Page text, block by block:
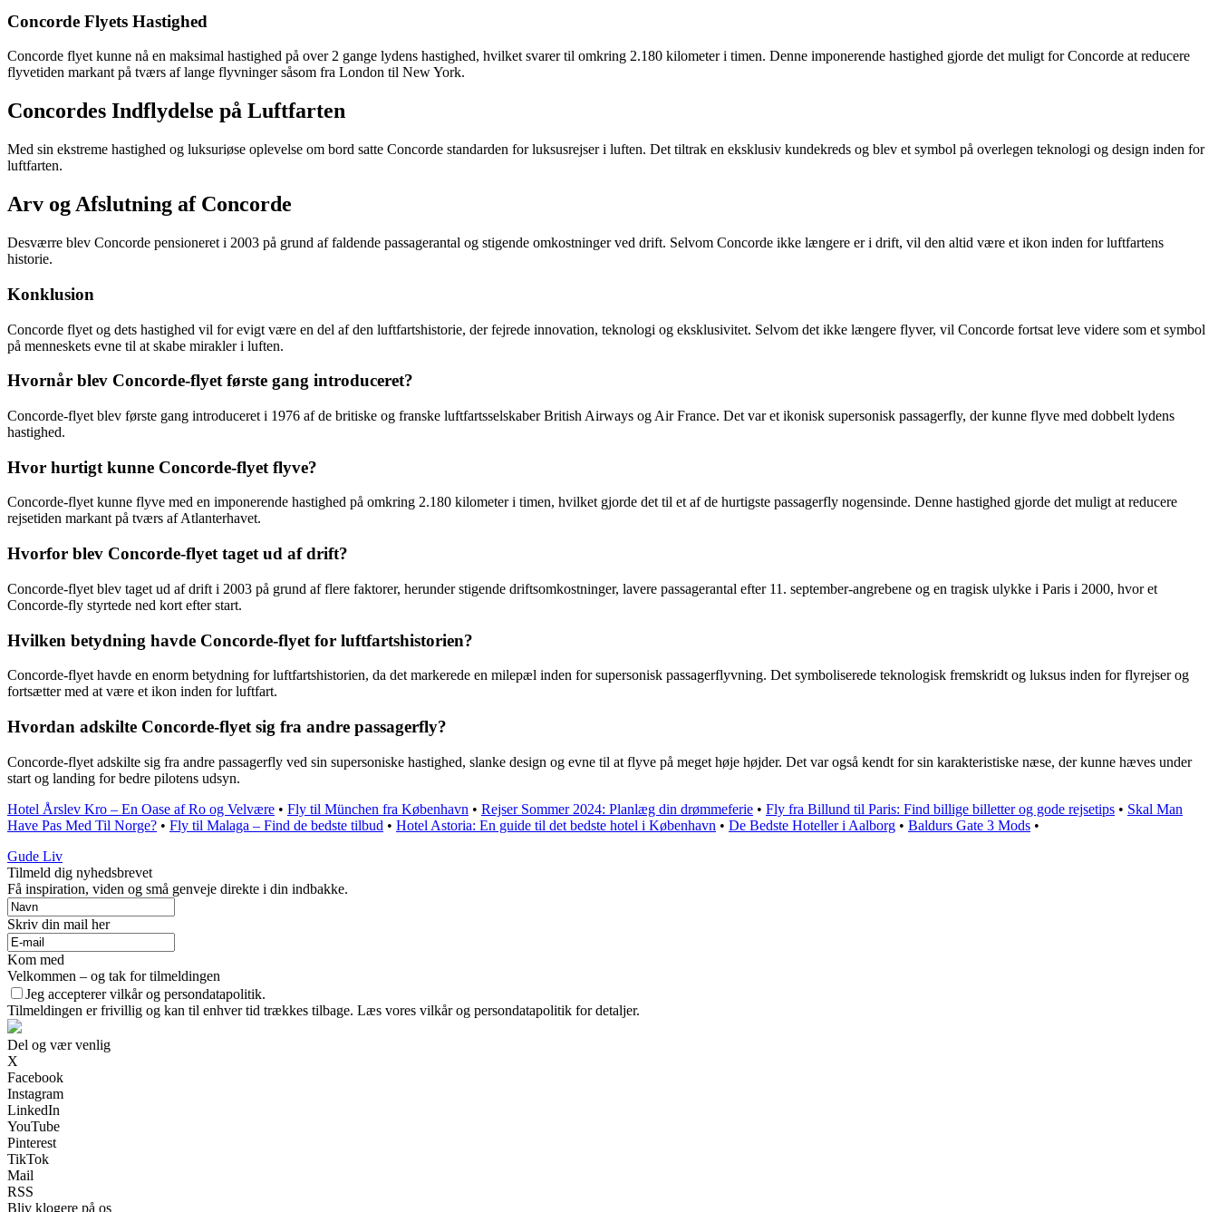
Concorde Flyets Hastighed
Concorde flyet kunne nå en maksimal hastighed på over 2 gange lydens hastighed, hvilket svarer til omkring 2.180 kilometer i timen. Denne imponerende hastighed gjorde det muligt for Concorde at reducere
flyvetiden markant på tværs af lange flyvninger såsom fra London til New York.
Concordes Indflydelse på Luftfarten
Med sin ekstreme hastighed og luksuriøse oplevelse om bord satte Concorde standarden for luksusrejser i luften. Det tiltrak en eksklusiv kundekreds og blev et symbol på overlegen teknologi og design inden for
luftfarten.
Arv og Afslutning af Concorde
Desværre blev Concorde pensioneret i 2003 på grund af faldende passagerantal og stigende omkostninger ved drift. Selvom Concorde ikke længere er i drift, vil den altid være et ikon inden for luftfartens
historie.
Konklusion
Concorde flyet og dets hastighed vil for evigt være en del af den luftfartshistorie, der fejrede innovation, teknologi og eksklusivitet. Selvom det ikke længere flyver, vil Concorde fortsat leve videre som et symbol
på menneskets evne til at skabe mirakler i luften.
Hvornår blev Concorde-flyet første gang introduceret?
Concorde-flyet blev første gang introduceret i 1976 af de britiske og franske luftfartsselskaber British Airways og Air France. Det var et ikonisk supersonisk passagerfly, der kunne flyve med dobbelt lydens
hastighed.
Hvor hurtigt kunne Concorde-flyet flyve?
Concorde-flyet kunne flyve med en imponerende hastighed på omkring 2.180 kilometer i timen, hvilket gjorde det til et af de hurtigste passagerfly nogensinde. Denne hastighed gjorde det muligt at reducere
rejsetiden markant på tværs af Atlanterhavet.
Hvorfor blev Concorde-flyet taget ud af drift?
Concorde-flyet blev taget ud af drift i 2003 på grund af flere faktorer, herunder stigende driftsomkostninger, lavere passagerantal efter 11. september-angrebene og en tragisk ulykke i Paris i 2000, hvor et
Concorde-fly styrtede ned kort efter start.
Hvilken betydning havde Concorde-flyet for luftfartshistorien?
Concorde-flyet havde en enorm betydning for luftfartshistorien, da det markerede en milepæl inden for supersonisk passagerflyvning. Det symboliserede teknologisk fremskridt og luksus inden for flyrejser og
fortsætter med at være et ikon inden for luftfart.
Hvordan adskilte Concorde-flyet sig fra andre passagerfly?
Concorde-flyet adskilte sig fra andre passagerfly ved sin supersoniske hastighed, slanke design og evne til at flyve på meget høje højder. Det var også kendt for sin karakteristiske næse, der kunne hæves under
start og landing for bedre pilotens udsyn.
Hotel Årslev Kro – En Oase af Ro og Velvære • Fly til München fra København • Rejser Sommer 2024: Planlæg din drømmeferie • Fly fra Billund til Paris: Find billige billetter og gode rejsetips • Skal Man
Have Pas Med Til Norge? • Fly til Malaga – Find de bedste tilbud • Hotel Astoria: En guide til det bedste hotel i København • De Bedste Hoteller i Aalborg • Baldurs Gate 3 Mods •
Gude Liv
Tilmeld dig nyhedsbrevet
Få inspiration, viden og små genveje direkte i din indbakke.
Skriv din mail her
Kom med
Velkommen – og tak for tilmeldingen
Jeg accepterer vilkår og persondatapolitik.
Tilmeldingen er frivillig og kan til enhver tid trækkes tilbage. Læs vores vilkår og persondatapolitik for detaljer.
Del og vær venlig
X
Facebook
Instagram
LinkedIn
YouTube
Pinterest
TikTok
Mail
RSS
Bliv klogere på os